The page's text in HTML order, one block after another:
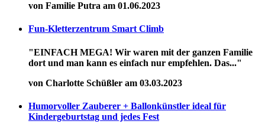
von Familie Putra am 01.06.2023
Fun-Kletterzentrum Smart Climb
"EINFACH MEGA! Wir waren mit der ganzen Familie
dort und man kann es einfach nur empfehlen. Das..."
von Charlotte Schüßler am 03.03.2023
Humorvoller Zauberer + Ballonkünstler ideal für
Kindergeburtstag und jedes Fest